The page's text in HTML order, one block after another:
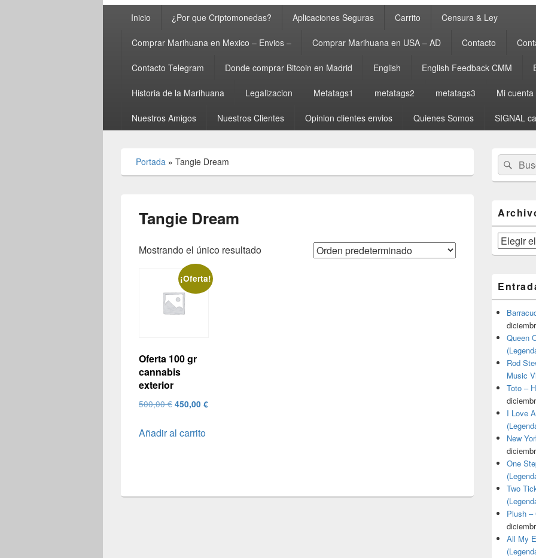
principalInicio ¿Por que Criptomonedas? Aplicaciones Seguras Carrito Censura & Ley
Comprar Marihuana en Mexico – Envios – Comprar Marihuana en USA – AD Contacto
Contacto Telegram Donde comprar Bitcoin en Madrid English English Feedback CMM
Historia de la Marihuana Legalizacion Metatags1 metatags2 metatags3 Mi cuenta
Nuestros Amigos Nuestros Clientes Opinion clientes envios Quienes Somos SIGNAL
Portada » Tangie Dream
Tangie Dream
Mostrando el único resultado
¡Oferta!
Oferta 100 gr
cannabis
exterior
500,00€ El
original
450,00 €El
Añadir al carrito
área
de
widget
lateral
primaria
Buscar
por:
Archivos
Queen
Rod
Music
Toto –
I Love
New
One
Two
Plush –
All My